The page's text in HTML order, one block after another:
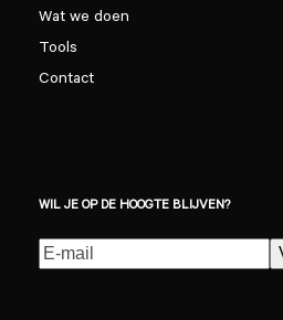
Wat we doen
Tools
Contact
WIL JE OP DE HOOGTE BLIJVEN?
E-
mailadres(Vereist)